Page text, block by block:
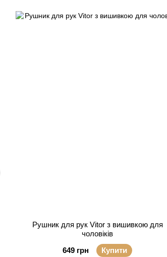
Рушник для рук Vitor з вишивкою для
чоловіків
649 грн
Купити